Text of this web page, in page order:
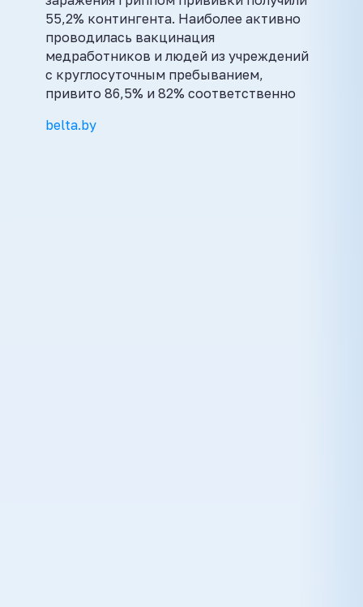
55,2% контингента. Наиболее активно
проводилась вакцинация
медработников и людей из учреждений
с круглосуточным пребыванием,
привито 86,5% и 82% соответственно
belta.by